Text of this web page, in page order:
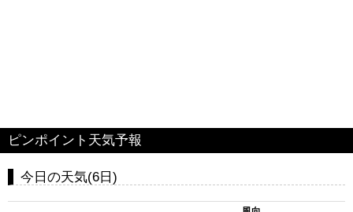
ピンポイント天気予報
今日の天気(6日)